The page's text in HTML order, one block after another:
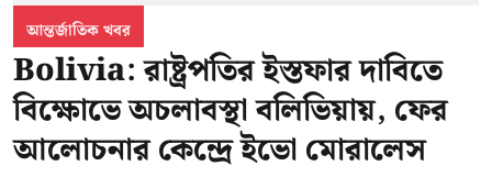
আন্তর্জাতিক খবর
Bolivia: রাষ্ট্রপতির ইস্তফার দাবিতে
বিক্ষোভে অচলাবস্থা বলিভিয়ায়, ফের
আলোচনার কেন্দ্রে ইভো মোরালেস